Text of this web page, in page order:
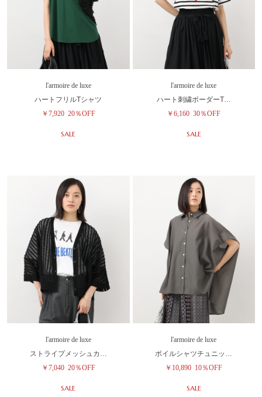
l'armoire de luxe
ハートフリルTシャツ
￥7,920 20％OFF
SALE
l'armoire de luxe
ハート刺繍ボーダーT…
￥6,160 30％OFF
SALE
l'armoire de luxe
ストライプメッシュカ…
￥7,040 20％OFF
SALE
l'armoire de luxe
ボイルシャツチュニッ…
￥10,890 10％OFF
SALE